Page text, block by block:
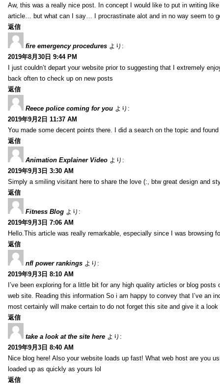
Aw, this was a really nice post. In concept I would like to put in writing
article… but what can I say… I procrastinate alot and in no way seem to
返信
fire emergency procedures より:
2019年8月30日 9:44 PM
I just couldn’t depart your website prior to suggesting that I extremely
back often to check up on new posts
返信
Reece police coming for you より:
2019年9月2日 11:37 AM
You made some decent points there. I did a search on the topic and
返信
Animation Explainer Video より:
2019年9月3日 3:30 AM
Simply a smiling visitant here to share the love (:, btw great design and
返信
Fitness Blog より:
2019年9月3日 7:06 AM
Hello.This article was really remarkable, especially since I was browsing
返信
nfl power rankings より:
2019年9月3日 8:10 AM
I’ve been exploring for a little bit for any high quality articles or blog
web site. Reading this information So i am happy to convey that I’ve an
most certainly will make certain to do not forget this site and give it a look
返信
take a look at the site here より:
2019年9月3日 8:40 AM
Nice blog here! Also your website loads up fast! What web host are you
loaded up as quickly as yours lol
返信